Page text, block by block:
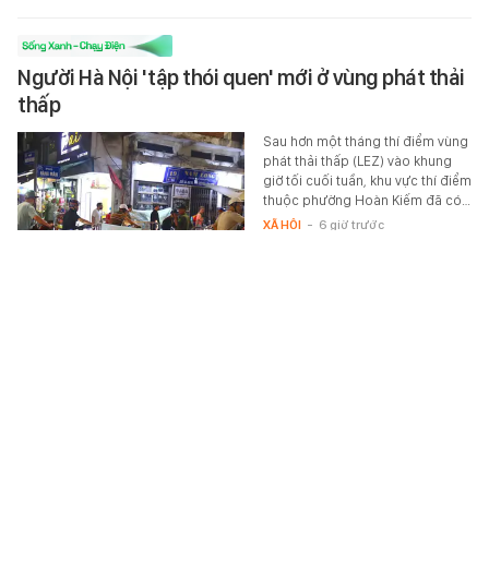
Người Hà Nội 'tập thói quen' mới ở vùng phát thải
thấp
Sau hơn một tháng thí điểm vùng
phát thải thấp (LEZ) vào khung
giờ tối cuối tuần, khu vực thí điểm
thuộc phường Hoàn Kiếm đã có…
XÃ HỘI - 6 giờ trước